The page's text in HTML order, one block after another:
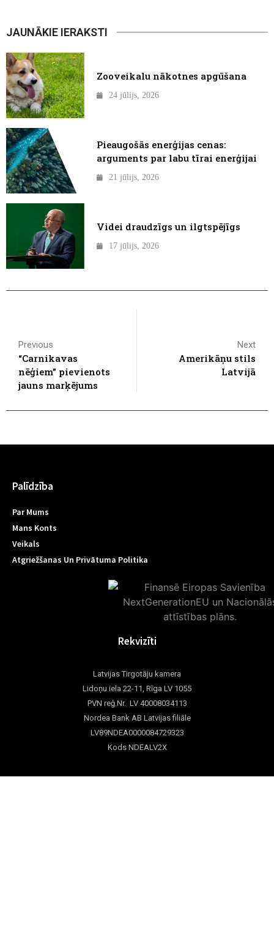
JAUNĀKIE IERAKSTI
Zooveikalu nākotnes apgūšana
24 jūlijs, 2026
Pieaugošās enerģijas cenas:
arguments par labu tīrai enerģijai
21 jūlijs, 2026
Videi draudzīgs un ilgtspējīgs
17 jūlijs, 2026
Previous
“Carnikavas
nēģiem” pievienots
jauns marķējums
Next
Amerikāņu stils
Latvijā
Palīdzība
Par Mums
Mans Konts
Veikals
Atgriežšanas Un Privātuma Politika
Rekvizīti
Latvijas Tirgotāju kamera
Lidoņu iela 22-11, Rīga LV 1055
PVN reģ.Nr. LV 40008034113
Nordea Bank AB Latvijas filiāle
LV89NDEA0000084729323
Kods NDEALV2X